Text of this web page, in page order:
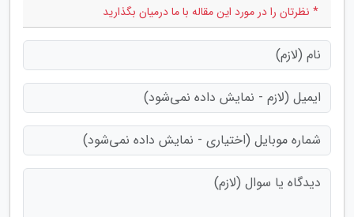
* نظرتان را در مورد این مقاله با ما درمیان بگذارید